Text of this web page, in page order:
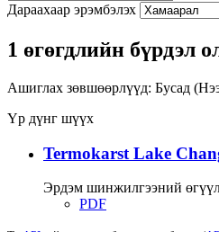
Дараахаар эрэмбэлэх
1 өгөгдлийн бүрдэл
Ашиглах зөвшөөрлүүд: Бусад
Үр дүнг шүүх
Termokarst Lake
Эрдэм шинжилгээний
PDF